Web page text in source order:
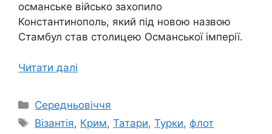
османське військо захопило
Константинополь, який під новою назвою
Стамбул став столицею Османської імперії.
Читати далі
Категорії
Середньовіччя
Позначки
Візантія, Крим,Татари,Турки, флот